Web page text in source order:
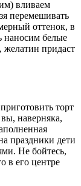
вливаем
перемешивать
оттенок, в
наносим белые
желатин придаст
торт
наверняка,
праздники дети
Не бойтесь,
в его центре